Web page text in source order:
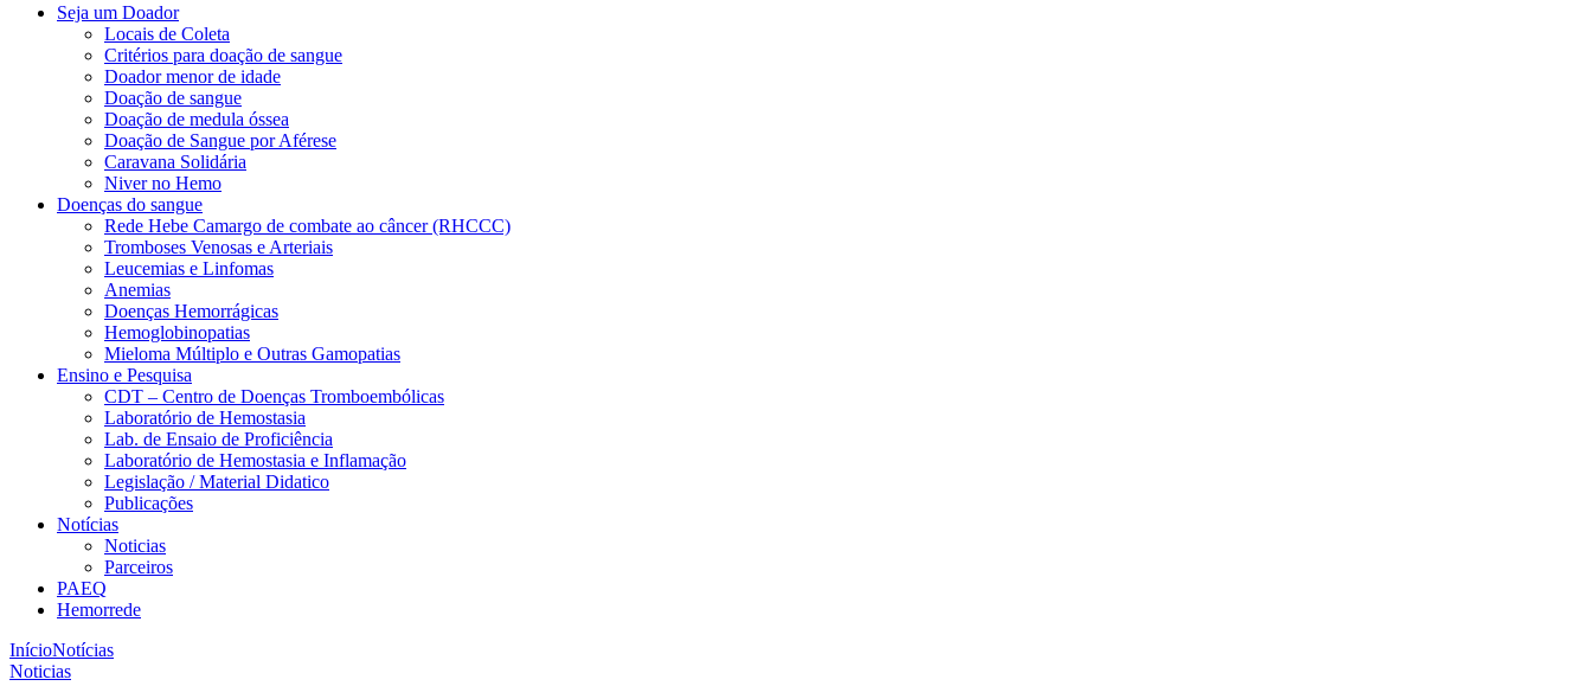
Seja um Doador
Locais de Coleta
Critérios para doação de sangue
Doador menor de idade
Doação de sangue
Doação de medula óssea
Doação de Sangue por Aférese
Caravana Solidária
Niver no Hemo
Doenças do sangue
Rede Hebe Camargo de combate ao câncer (RHCCC)
Tromboses Venosas e Arteriais
Leucemias e Linfomas
Anemias
Doenças Hemorrágicas
Hemoglobinopatias
Mieloma Múltiplo e Outras Gamopatias
Ensino e Pesquisa
CDT – Centro de Doenças Tromboembólicas
Laboratório de Hemostasia
Lab. de Ensaio de Proficiência
Laboratório de Hemostasia e Inflamação
Legislação / Material Didatico
Publicações
Notícias
Noticias
Parceiros
PAEQ
Hemorrede
InícioNotícias
Noticias